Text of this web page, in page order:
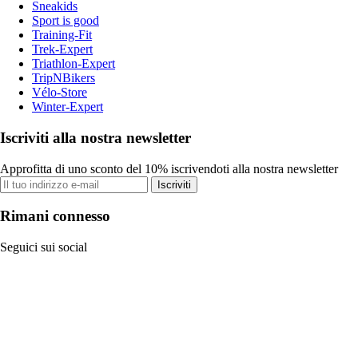
Sneakids
Sport is good
Training-Fit
Trek-Expert
Triathlon-Expert
TripNBikers
Vélo-Store
Winter-Expert
Iscriviti alla nostra newsletter
Approfitta di uno sconto del 10% iscrivendoti alla nostra newsletter
Iscriviti
Rimani connesso
Seguici sui social